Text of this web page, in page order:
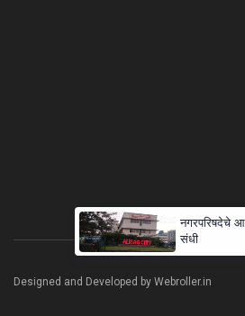
Designed and Developed by Webroller.in
नगरपरिषदेचे
संधी